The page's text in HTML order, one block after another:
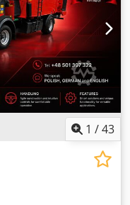
1 /43